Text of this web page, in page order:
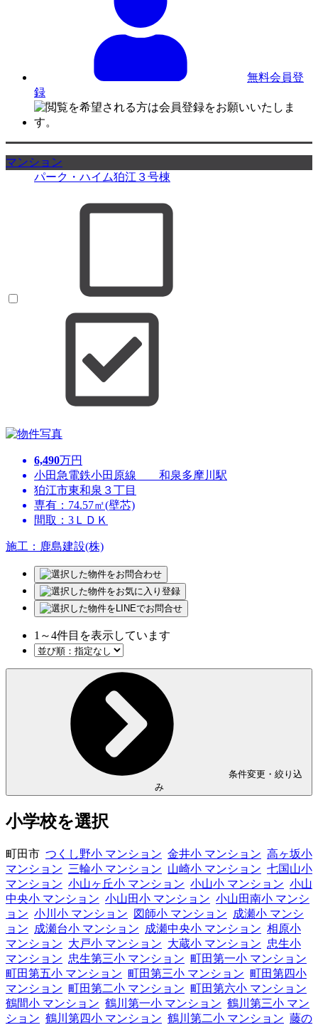
無料会員登
録
マンション
パーク・ハイム狛江３号棟
6,490万円
小田急電鉄小田原線 和泉多摩川駅
狛江市東和泉３丁目
専有：74.57㎡(壁芯)
間取：3ＬＤＫ
施工：鹿島建設(株)
1 ～4件目を表示しています
条件変更・絞り込
み
小学校を選択
町田市 つくし野小 マンション 金井小 マンション 高ヶ坂小
マンション 三輪小 マンション 山崎小 マンション 七国山小
マンション 小山ヶ丘小 マンション 小山小 マンション 小山
中央小 マンション 小山田小 マンション 小山田南小 マンシ
ョン 小川小 マンション 図師小 マンション
成瀬小 マンシ
ョン
成瀬台小 マンション 成瀬中央小 マンション 相原小
マンション 大戸小 マンション 大蔵小 マンション 忠生小
マンション 忠生第三小 マンション 町田第一小 マンション
町田第五小 マンション 町田第三小 マンション 町田第四小
マンション 町田第二小 マンション 町田第六小 マンション
鶴間小 マンション 鶴川第一小 マンション 鶴川第三小 マン
ション 鶴川第四小 マンション 鶴川第二小 マンション 藤の